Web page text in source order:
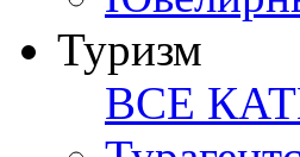
Туризм
ВСЕ